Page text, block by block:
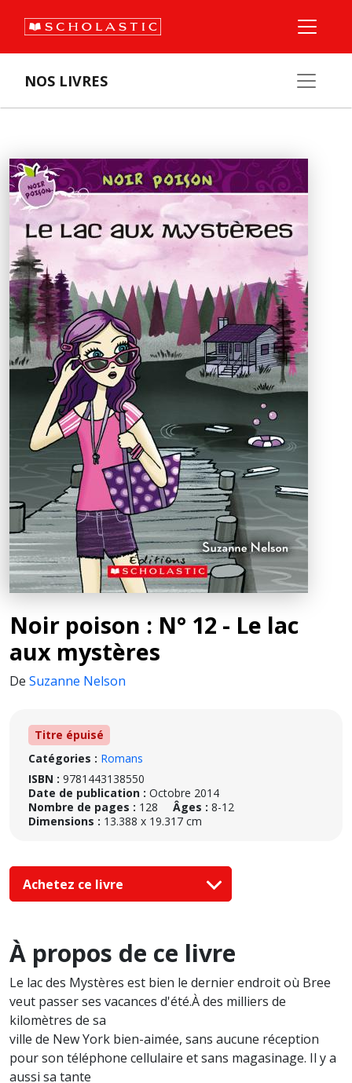
NOS LIVRES
Noir poison : N° 12 - Le lac
aux mystères
De Suzanne Nelson
Titre épuisé
Catégories : Romans
ISBN : 9781443138550
Date de publication : Octobre 2014
Nombre de pages : 128 Âges : 8-12
Dimensions : 13.388 x 19.317 cm
Achetez ce livre
À propos de ce livre
Le lac des Mystères est bien le dernier endroit où Bree
veut passer ses vacances d'été.À des milliers de
kilomètres de sa
ville de New York bien-aimée, sans aucune réception
pour son téléphone cellulaire et sans magasinage. Il y a
aussi sa tante